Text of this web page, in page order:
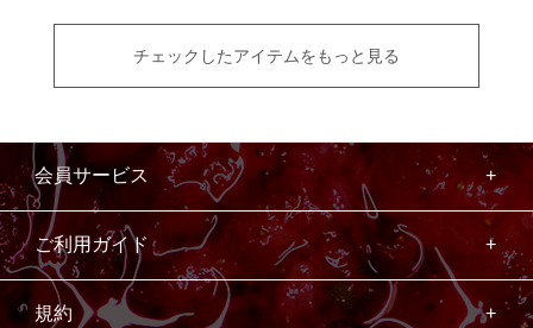
チェックしたアイテムをもっと見る
会員サービス
ご利用ガイド
規約